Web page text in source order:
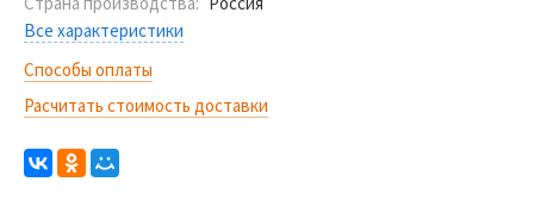
Все характеристики
Способы оплаты
Расчитать стоимость доставки